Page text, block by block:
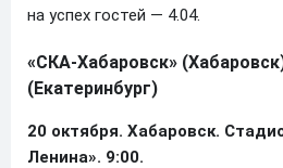
на успех гостей — 4.04.
«СКА-Хабаровск»
(Екатеринбург)
20 октября. Хабаровск.
Ленина». 9:00.